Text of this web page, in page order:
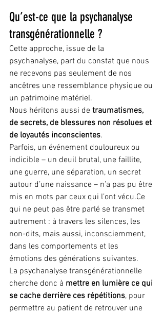
Qu’est-ce que la psychanalyse
transgénérationnelle ?
Cette approche, issue de la
psychanalyse, part du constat que nous
ne recevons pas seulement de nos
ancêtres une ressemblance physique ou
un patrimoine matériel.
Nous héritons aussi de traumatismes,
de secrets, de blessures non résolues et
de loyautés inconscientes.
Parfois, un événement douloureux ou
indicible – un deuil brutal, une faillite,
une guerre, une séparation, un secret
autour d’une naissance – n’a pas pu être
mis en mots par ceux qui l’ont vécu.Ce
qui ne peut pas être parlé se transmet
autrement : à travers les silences, les
non-dits, mais aussi, inconsciemment,
dans les comportements et les
émotions des générations suivantes.
La psychanalyse transgénérationnelle
cherche donc à mettre en lumière ce qui
se cache derrière ces répétitions, pour
permettre au patient de retrouver une